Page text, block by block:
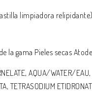
limpiadora
la gama Pieles secas
AQUA/WATER/
TETRASODIUM